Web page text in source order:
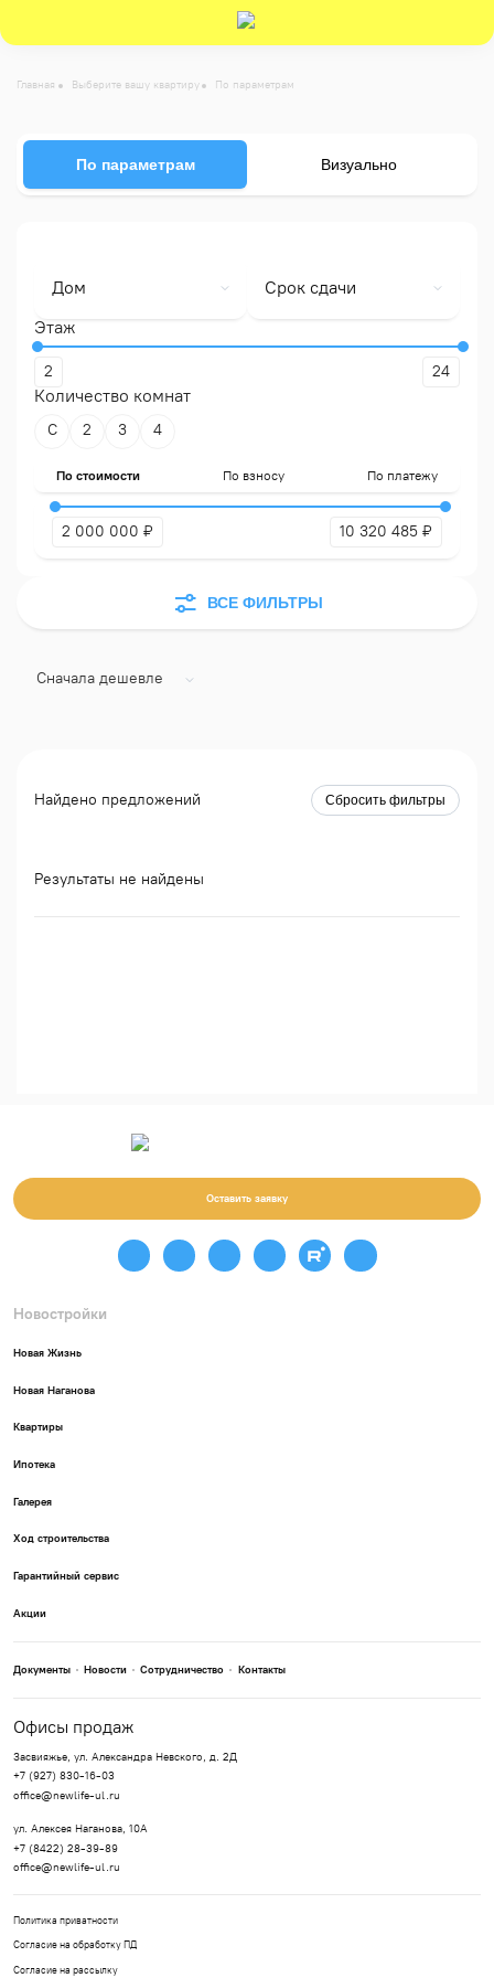
Главная Выберите вашу квартиру По параметрам
Дом
Срок сдачи
Этаж
2 24
Количество комнат
С 2 3 4
По стоимости По взносу По платежу
2 000 000 ₽ 10 320 485 ₽
ВСЕ ФИЛЬТРЫ
По параметрам Визуально
Сначала дешевле
Найдено предложений Сбросить фильтры
Результаты не найдены
Новостройки
Новая Жизнь
Новая Наганова
Квартиры
Ипотека
Галерея
Ход строительства
Гарантийный сервис
Акции
Документы Новости Сотрудничество Контакты
Оставить заявку
Офисы продаж
Засвияжье, ул. Александра Невского, д. 2Д
+7 (927) 830-16-03
office@newlife-ul.ru
ул. Алексея Наганова, 10А
+7 (8422) 28-39-89
office@newlife-ul.ru
Политика приватности
Согласие на обработку ПД
Согласие на рассылку